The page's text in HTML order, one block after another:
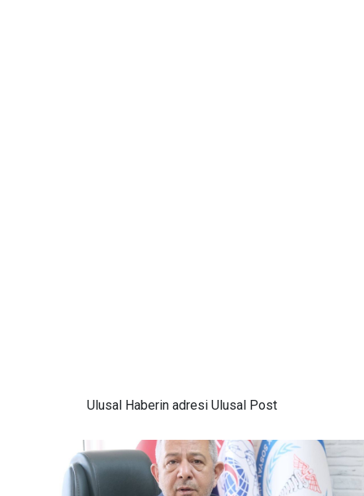
Ulusal Haberin adresi Ulusal Post